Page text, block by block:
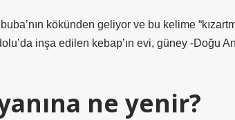
kökünden geliyor ve bu kelime
inşa edilen kebap’ın evi, güney -Doğu
ne yenir?